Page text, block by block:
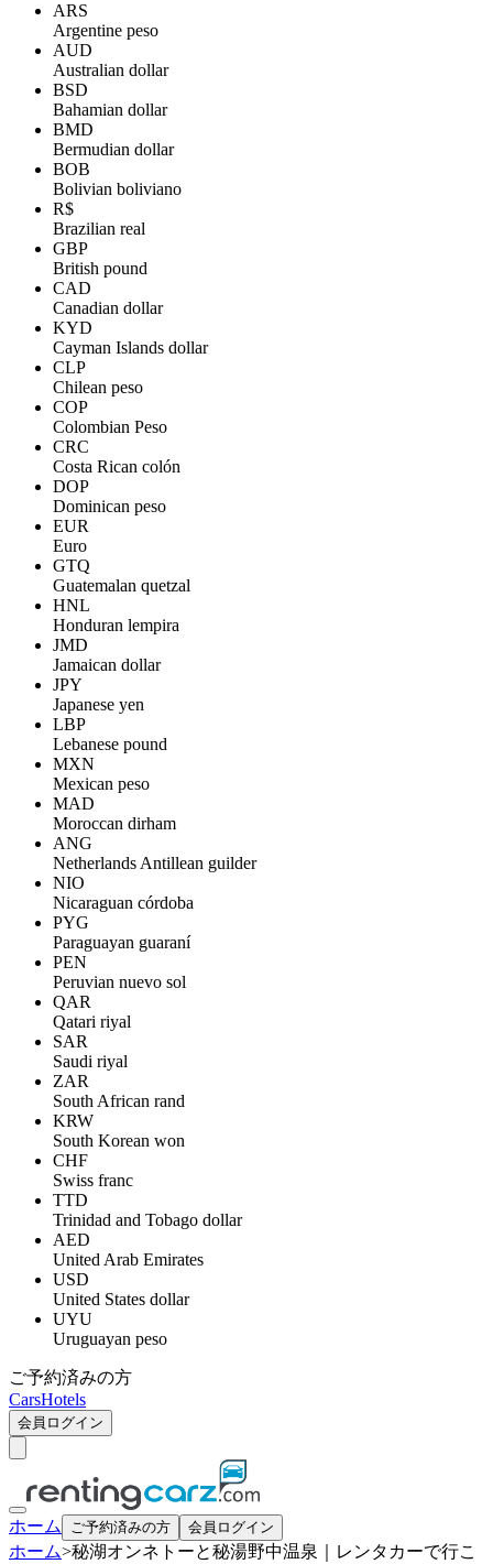
ARS
Argentine peso
AUD
Australian dollar
BSD
Bahamian dollar
BMD
Bermudian dollar
BOB
Bolivian boliviano
R$
Brazilian real
GBP
British pound
CAD
Canadian dollar
KYD
Cayman Islands dollar
CLP
Chilean peso
COP
Colombian Peso
CRC
Costa Rican colón
DOP
Dominican peso
EUR
Euro
GTQ
Guatemalan quetzal
HNL
Honduran lempira
JMD
Jamaican dollar
JPY
Japanese yen
LBP
Lebanese pound
MXN
Mexican peso
MAD
Moroccan dirham
ANG
Netherlands Antillean guilder
NIO
Nicaraguan córdoba
PYG
Paraguayan guaraní
PEN
Peruvian nuevo sol
QAR
Qatari riyal
SAR
Saudi riyal
ZAR
South African rand
KRW
South Korean won
CHF
Swiss franc
TTD
Trinidad and Tobago dollar
AED
United Arab Emirates
USD
United States dollar
UYU
Uruguayan peso
ご予約済みの方
CarsHotels
会員ログイン
ホーム ご予約済みの方 会員ログイン
ホーム>秘湖オンネトーと秘湯野中温泉｜レンタカーで行こ